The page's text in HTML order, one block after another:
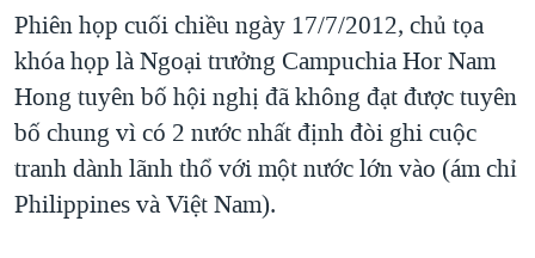
QUAN HỆ VIỆT MỸ
Phiên họp cuối chiều ngày 17/7/2012, chủ tọa
khóa họp là Ngoại trưởng Campuchia Hor Nam
Hong tuyên bố hội nghị đã không đạt được tuyên
bố chung vì có 2 nước nhất định đòi ghi cuộc
tranh dành lãnh thổ với một nước lớn vào (ám chỉ
Philippines và Việt Nam).